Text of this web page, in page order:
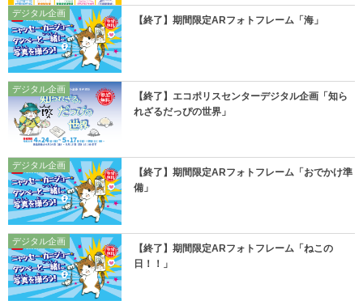
デジタル企画
【終了】期間限定ARフォトフレーム「海」
デジタル企画
【終了】エコポリスセンターデジタル企画「知ら
れざるだっぴの世界」
デジタル企画
【終了】期間限定ARフォトフレーム「おでかけ準
備」
デジタル企画
【終了】期間限定ARフォトフレーム「ねこの
日！！」